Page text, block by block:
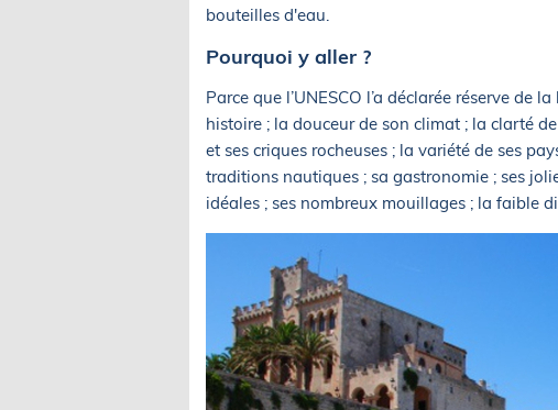
bouteilles d'eau.
Pourquoi y aller ?
Parce que l’UNESCO l’a déclarée réserve de
histoire ; la douceur de son climat ; la clarté
et ses criques rocheuses ; la variété de ses
traditions nautiques ; sa gastronomie ; ses
idéales ; ses nombreux mouillages ; la faible